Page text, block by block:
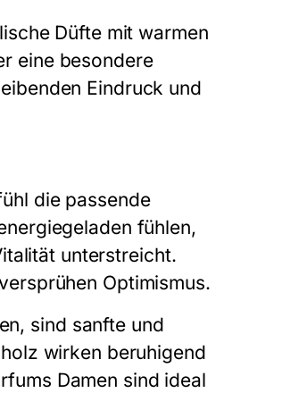
Düfte mit warmen
eine besondere
Eindruck und
die passende
fühlen,
unterstreicht.
Optimismus.
sind sanfte und
wirken beruhigend
Damen sind ideal